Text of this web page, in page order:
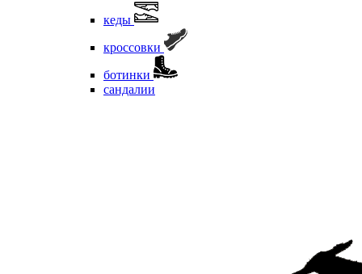
кеды
кроссовки
ботинки
сандалии